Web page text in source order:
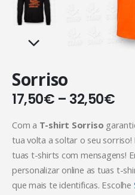
Sorriso
17,50€ – 32,50€
Com a T-shirt Sorriso
tua volta a soltar o seu
tuas t-shirts com mensagens!
personalizar online as tuas t-
que mais te identificas. Escolhe